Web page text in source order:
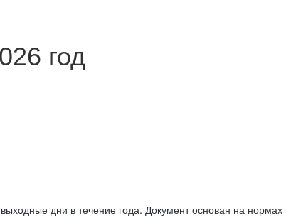
год
дни в течение года. Документ основан на нормах